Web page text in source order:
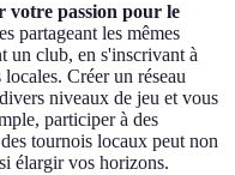
votre passion pour le
partageant les mêmes
un club, en s'inscrivant à
Créer un réseau
niveaux de jeu et vous
participer à des
tournois locaux peut non
élargir vos horizons.